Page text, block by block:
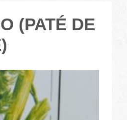
(PATÉ DE